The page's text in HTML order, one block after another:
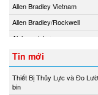
Allen Bradley Vietnam
Allen Bradley/Rockwell
Alphamoisture
Ametek
Amot
Amphenol Vietnam
Tin mới
Thiết Bị Thủy Lực và Đo
bin